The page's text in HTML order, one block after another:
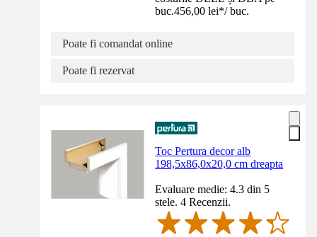
buc.456,00 lei*/ buc.
Poate fi comandat online
Poate fi rezervat
Toc Pertura decor alb
198,5x86,0x20,0 cm dreapta
Evaluare medie: 4.3 din 5
stele. 4 Recenzii.